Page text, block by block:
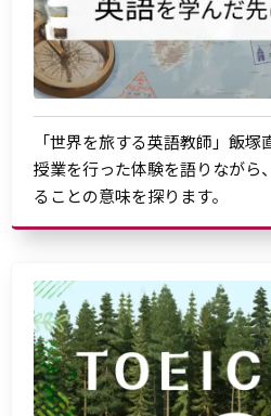
「世界を旅する英語教師」飯
授業を行った体験を語りながら
ることの意味を探ります。